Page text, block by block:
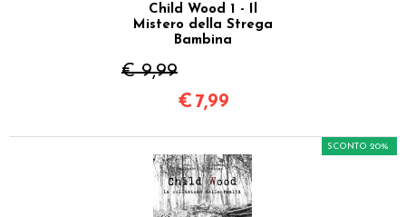
Child Wood 1 - Il
Mistero della Strega
Bambina
€ 9,99
€ 7,99
SCONTO 20%